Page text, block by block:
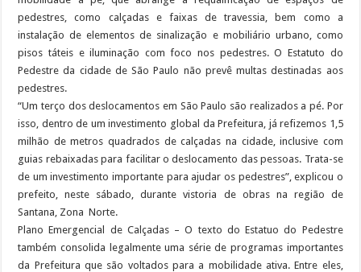
pedestres, como calçadas e faixas de travessia, bem como a
instalação de elementos de sinalização e mobiliário urbano, como
pisos táteis e iluminação com foco nos pedestres. O Estatuto do
Pedestre da cidade de São Paulo não prevê multas destinadas aos
pedestres.
“Um terço dos deslocamentos em São Paulo são realizados a pé. Por
isso, dentro de um investimento global da Prefeitura, já refizemos 1,5
milhão de metros quadrados de calçadas na cidade, inclusive com
guias rebaixadas para facilitar o deslocamento das pessoas. Trata-se
de um investimento importante para ajudar os pedestres”, explicou o
prefeito, neste sábado, durante vistoria de obras na região de
Santana, Zona Norte.
Plano Emergencial de Calçadas – O texto do Estatuo do Pedestre
também consolida legalmente uma série de programas importantes
da Prefeitura que são voltados para a mobilidade ativa. Entre eles,